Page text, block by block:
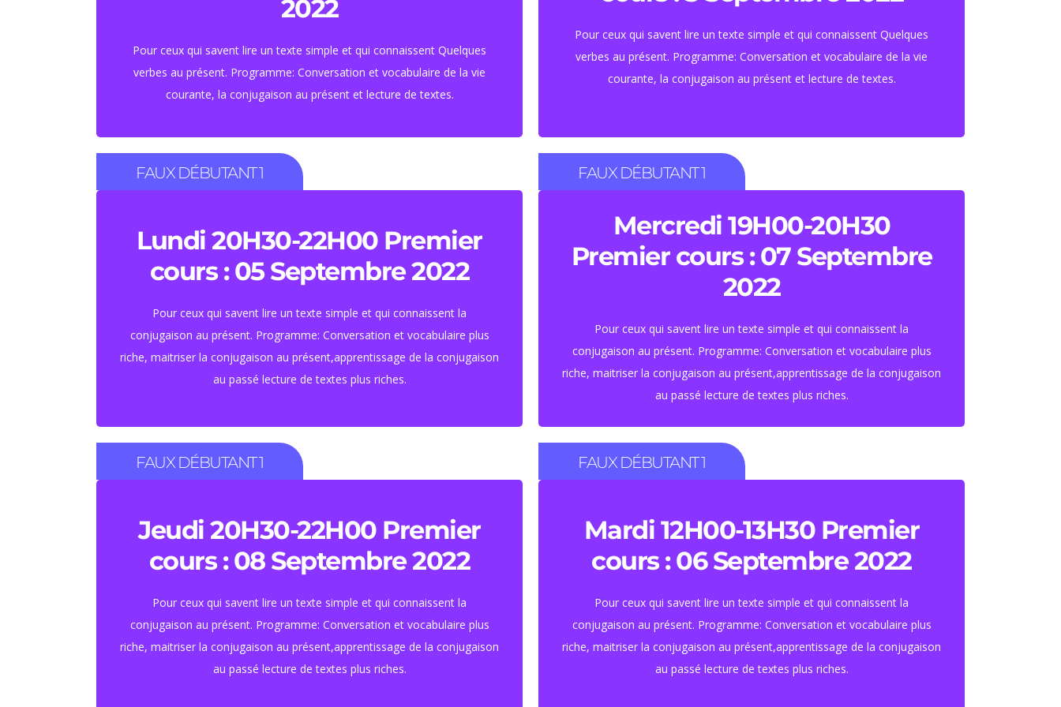
2022
Pour ceux qui savent lire un texte simple et qui connaissent Quelques
verbes au présent. Programme: Conversation et vocabulaire de la vie
courante, la conjugaison au présent et lecture de textes.
Pour ceux qui savent lire un texte simple et qui connaissent Quelques
verbes au présent. Programme: Conversation et vocabulaire de la vie
courante, la conjugaison au présent et lecture de textes.
S'inscrire
FAUX DÉBUTANT 1
Lundi 20H30-22H00 Premier
cours : 05 Septembre 2022
Pour ceux qui savent lire un texte simple et qui connaissent la
conjugaison au présent. Programme: Conversation et vocabulaire plus
riche, maitriser la conjugaison au présent,apprentissage de la conjugaison
au passé lecture de textes plus riches.
45 HEURES ( une heure et demi par
Tarif : 460 euros.
FAUX DÉBUTANT 1
Mercredi 19H00-20H30
Premier cours : 07 Septembre
2022
Pour ceux qui savent lire un texte simple et qui connaissent la
conjugaison au présent. Programme: Conversation et vocabulaire plus
riche, maitriser la conjugaison au présent,apprentissage de la conjugaison
au passé lecture de textes plus riches.
45 HEURES ( une heure et demi par
semaine)
Tarif : 460 euros.
Tarif étudiant : 420 euros
S'inscrire
FAUX DÉBUTANT 1
Jeudi 20H30-22H00 Premier
cours : 08 Septembre 2022
Pour ceux qui savent lire un texte simple et qui connaissent la
conjugaison au présent. Programme: Conversation et vocabulaire plus
riche, maitriser la conjugaison au présent,apprentissage de la conjugaison
au passé lecture de textes plus riches.
semaine)
Tarif : 460 euros.
FAUX DÉBUTANT 1
Mardi 12H00-13H30 Premier
cours : 06 Septembre 2022
Pour ceux qui savent lire un texte simple et qui connaissent la
conjugaison au présent. Programme: Conversation et vocabulaire plus
riche, maitriser la conjugaison au présent,apprentissage de la conjugaison
au passé lecture de textes plus riches.
45 HEURES ( une heure et demi par
Tarif : 460 euros.